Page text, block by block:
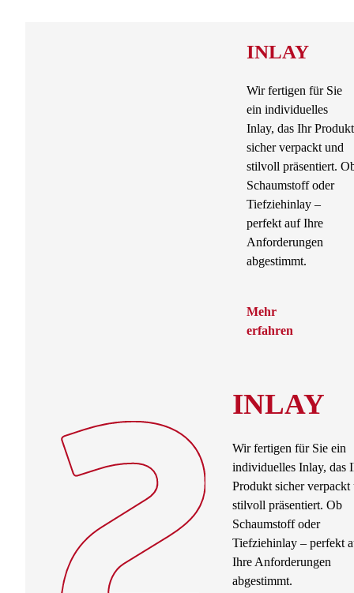
INLAY
Wir fertigen für Sie
ein individuelles
Inlay, das Ihr Produkt
sicher verpackt und
stilvoll präsentiert.
Schaumstoff oder
Tiefziehinlay –
perfekt auf Ihre
Anforderungen
abgestimmt.
Mehr
erfahren
INLAY
Wir fertigen für Sie ein
individuelles Inlay, das
Produkt sicher verpackt
stilvoll präsentiert. Ob
Schaumstoff oder
Tiefziehinlay – perfekt
Ihre Anforderungen
abgestimmt.